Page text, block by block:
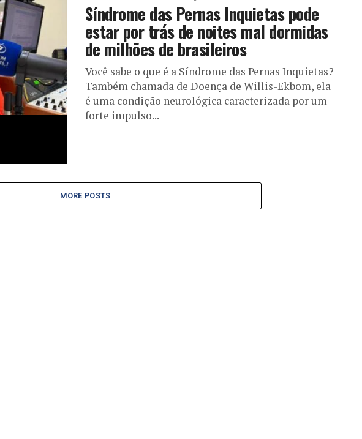
Síndrome das Pernas Inquietas pode
estar por trás de noites mal dormidas
de milhões de brasileiros
Você sabe o que é a Síndrome das Pernas Inquietas?
Também chamada de Doença de Willis-Ekbom, ela
é uma condição neurológica caracterizada por um
forte impulso...
MORE POSTS